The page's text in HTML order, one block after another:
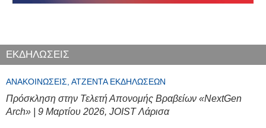
ΕΚΔΗΛΩΣΕΙΣ
ΑΝΑΚΟΙΝΏΣΕΙΣ, ΑΤΖΈΝΤΑ ΕΚΔΗΛΏΣΕΩΝ
Πρόσκληση στην Τελετή Απονομής Βραβείων «NextGen
Arch» | 9 Μαρτίου 2026, JOIST Λάρισα